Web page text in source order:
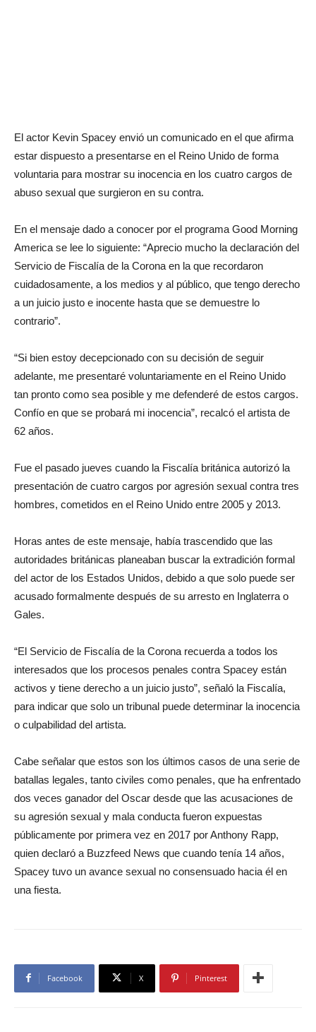
El actor Kevin Spacey envió un comunicado en el que afirma
estar dispuesto a presentarse en el Reino Unido de forma
voluntaria para mostrar su inocencia en los cuatro cargos de
abuso sexual que surgieron en su contra.
En el mensaje dado a conocer por el programa Good Morning
America se lee lo siguiente: “Aprecio mucho la declaración del
Servicio de Fiscalía de la Corona en la que recordaron
cuidadosamente, a los medios y al público, que tengo derecho
a un juicio justo e inocente hasta que se demuestre lo
contrario”.
“Si bien estoy decepcionado con su decisión de seguir
adelante, me presentaré voluntariamente en el Reino Unido
tan pronto como sea posible y me defenderé de estos cargos.
Confío en que se probará mi inocencia”, recalcó el artista de
62 años.
Fue el pasado jueves cuando la Fiscalía británica autorizó la
presentación de cuatro cargos por agresión sexual contra tres
hombres, cometidos en el Reino Unido entre 2005 y 2013.
Horas antes de este mensaje, había trascendido que las
autoridades británicas planeaban buscar la extradición formal
del actor de los Estados Unidos, debido a que solo puede ser
acusado formalmente después de su arresto en Inglaterra o
Gales.
“El Servicio de Fiscalía de la Corona recuerda a todos los
interesados que los procesos penales contra Spacey están
activos y tiene derecho a un juicio justo”, señaló la Fiscalía,
para indicar que solo un tribunal puede determinar la inocencia
o culpabilidad del artista.
Cabe señalar que estos son los últimos casos de una serie de
batallas legales, tanto civiles como penales, que ha enfrentado
dos veces ganador del Oscar desde que las acusaciones de
su agresión sexual y mala conducta fueron expuestas
públicamente por primera vez en 2017 por Anthony Rapp,
quien declaró a Buzzfeed News que cuando tenía 14 años,
Spacey tuvo un avance sexual no consensuado hacia él en
una fiesta.
Facebook X Pinterest